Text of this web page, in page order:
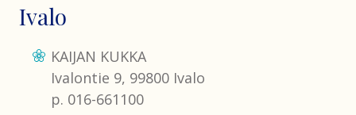
Ivalo
KAIJAN KUKKA
Ivalontie 9, 99800 Ivalo
p. 016-661100